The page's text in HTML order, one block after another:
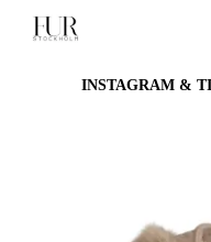
INSTAGRAM &